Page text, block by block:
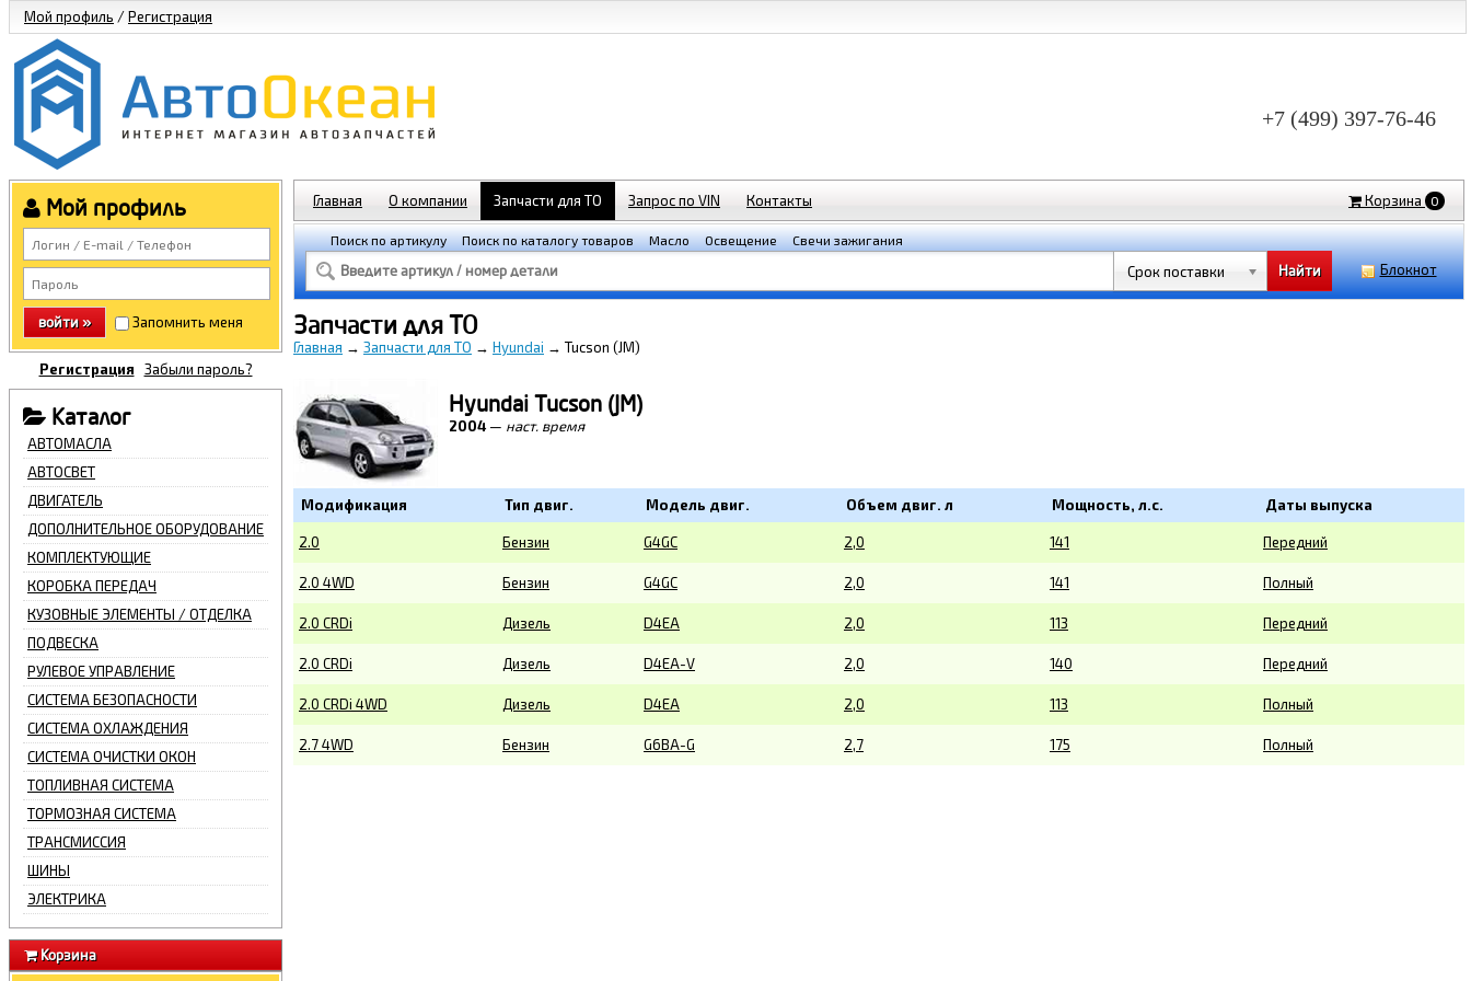
Мой профиль /Регистрация
+7 (499) 397-76-46
Мой профиль
войти » Запомнить меня
Регистрация Забыли пароль?
Каталог
АВТОМАСЛА
АВТОСВЕТ
ДВИГАТЕЛЬ
ДОПОЛНИТЕЛЬНОЕ ОБОРУДОВАНИЕ
КОМПЛЕКТУЮЩИЕ
КОРОБКА ПЕРЕДАЧ
КУЗОВНЫЕ ЭЛЕМЕНТЫ / ОТДЕЛКА
ПОДВЕСКА
РУЛЕВОЕ УПРАВЛЕНИЕ
СИСТЕМА БЕЗОПАСНОСТИ
СИСТЕМА ОХЛАЖДЕНИЯ
СИСТЕМА ОЧИСТКИ ОКОН
ТОПЛИВНАЯ СИСТЕМА
ТОРМОЗНАЯ СИСТЕМА
ТРАНСМИССИЯ
ШИНЫ
ЭЛЕКТРИКА
Корзина
Главная О компании Запчасти для ТО Запрос по VIN Контакты Корзина 0
Поиск по артикулу Поиск по каталогу товаров Масло Освещение Свечи зажигания
Срок поставки Блокнот
Запчасти для ТО
Главная → Запчасти для ТО → Hyundai → Tucson (JM)
Hyundai Tucson (JM)
2004— наст. время
Модификация Тип двиг. Модель двиг. Объем двиг. л Мощность, л.с. Даты выпуска
2.0 Бензин G4GC 2,0 141 Передний
2.0 4WD Бензин G4GC 2,0 141 Полный
2.0 CRDi Дизель D4EA 2,0 113 Передний
2.0 CRDi Дизель D4EA-V 2,0 140 Передний
2.0 CRDi 4WD Дизель D4EA 2,0 113 Полный
2.7 4WD Бензин G6BA-G 2,7 175 Полный